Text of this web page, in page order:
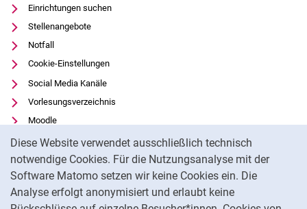
Diese Website verwendet ausschließlich technisch
notwendige Cookies. Für die Nutzungsanalyse mit der
Software Matomo setzen wir keine Cookies ein. Die
Analyse erfolgt anonymisiert und erlaubt keine
Einrichtungen suchen
Stellenangebote
Notfall
Cookie-Einstellungen
Social Media Kanäle
Vorlesungsverzeichnis
Moodle
Panopto
Universitätsbibliothek
Datenschutz
Barrierefreiheit